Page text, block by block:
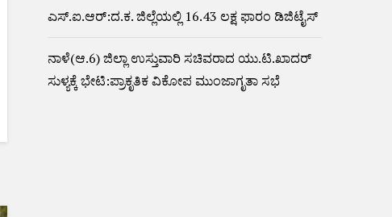
ಎಸ್.ಐ.ಆರ್:ದ.ಕ. ಜಿಲ್ಲೆಯಲ್ಲಿ 16.43 ಲಕ್ಷ ಫಾರಂ ಡಿಜಿಟೈಸ್
ನಾಳೆ(ಆ.6) ಜಿಲ್ಲಾ ಉಸ್ತುವಾರಿ ಸಚಿವರಾದ ಯು.ಟಿ.ಖಾದರ್
ಸುಳ್ಯಕ್ಕೆ ಭೇಟಿ:ಪ್ರಾಕೃತಿಕ ವಿಕೋಪ ಮುಂಜಾಗೃತಾ ಸಭೆ